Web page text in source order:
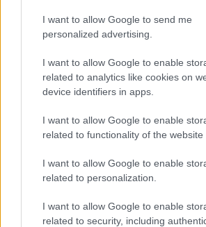
I want to allow Google to send me
personalized advertising.
I want to allow Google to enable
related to analytics like cookies on
device identifiers in apps.
I want to allow Google to enable
related to functionality of the website
I want to allow Google to enable
related to personalization.
I want to allow Google to enable
related to security, including
ΔΙΑΒΑΖΟΝΤΑΙ
Το gadget από τα IKEA που
ευρώ και θα βάλει σε τάξη το
κουζίνας σου
3-3-3 rule: Ο κανόνας που θα